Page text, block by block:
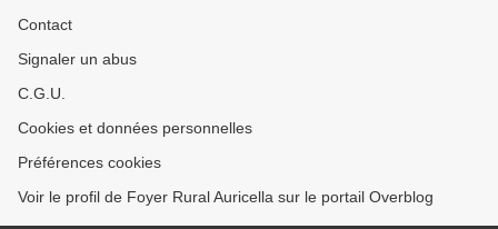
Contact
Signaler un abus
C.G.U.
Cookies et données personnelles
Préférences cookies
Voir le profil de Foyer Rural Auricella sur le portail Overblog